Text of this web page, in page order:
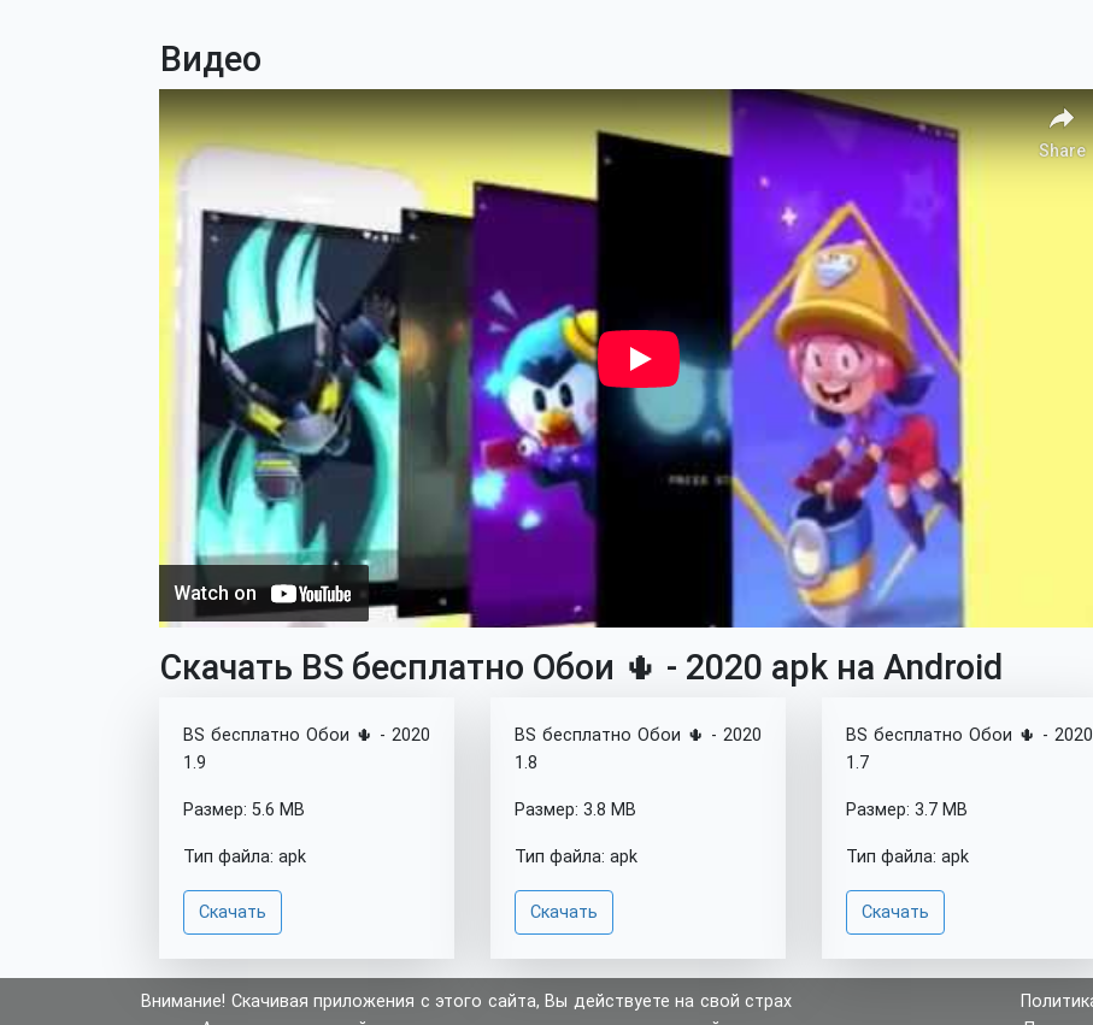
Видео
Скачать BS бесплатно Обои 🌵 - 2020 apk на Android
BS бесплатно Обои 🌵 - 2020
1.9
Размер: 5.6 MB
Тип файла: apk
Скачать
BS бесплатно Обои 🌵 - 2020
1.8
Размер: 3.8 MB
Тип файла: apk
Скачать
BS бесплатно Обои 🌵 - 2020
1.7
Размер: 3.7 MB
Тип файла: apk
Скачать
Внимание! Скачивая приложения с этого сайта, Вы действуете на свой страх